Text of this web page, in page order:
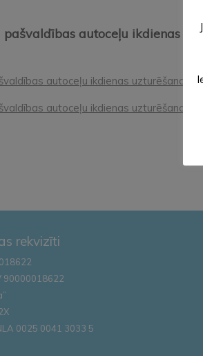
autoceļu ikdienas
autoceļu ikdienas uzturēšanas
autoceļu ikdienas uzturēšanas
rekvizīti
90000018622
0025 0041 3033 5